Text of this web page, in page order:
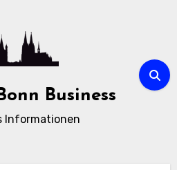
Business
Informationen